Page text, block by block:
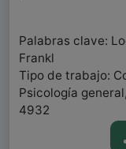
Palabras clave:
Frankl
Tipo de trabajo:
Psicología
4932